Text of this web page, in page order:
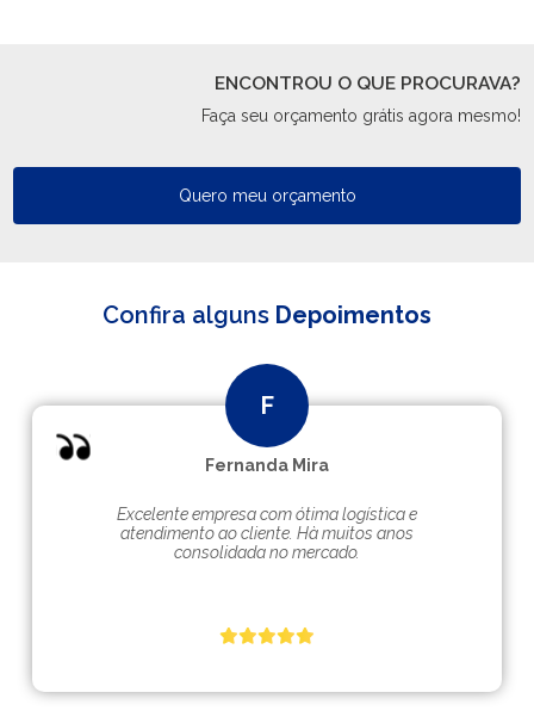
ENCONTROU O QUE PROCURAVA?
Faça seu orçamento grátis agora mesmo!
Quero meu orçamento
Confira alguns Depoimentos
Fernanda Mira
Excelente empresa com ótima logística e
atendimento ao cliente. Hà muitos anos
consolidada no mercado.